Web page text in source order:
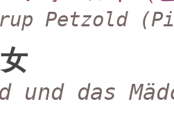
Petzold
und das